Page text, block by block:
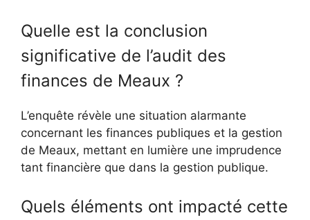
Quelle est la conclusion
significative de l’audit des
finances de Meaux ?
L’enquête révèle une situation alarmante
concernant les finances publiques et la gestion
de Meaux, mettant en lumière une imprudence
tant financière que dans la gestion publique.
Quels éléments ont impacté cette